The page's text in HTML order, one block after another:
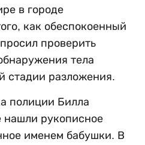
в городе
как обеспокоенный
проверить
тела
стадии разложения.
полиции Билла
нашли рукописное
именем бабушки. В